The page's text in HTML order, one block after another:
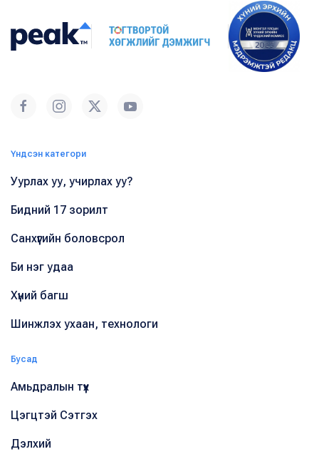
Үндсэн категори
Уурлах уу, учирлах уу?
Бидний 17 зорилт
Санхүүгийн боловсрол
Би нэг удаа
Хүний багш
Шинжлэх ухаан, технологи
Бусад
Амьдралын түүх
Цэгцтэй Сэтгэх
Дэлхий